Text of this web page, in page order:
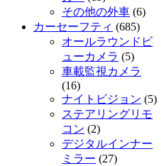
その他の外車 (6)
カーセーフティ (685)
オールラウンドビ
ューカメラ (5)
車載監視カメラ
(16)
ナイトビジョン (5)
ステアリングリモ
コン (2)
デジタルインナー
ミラー (27)